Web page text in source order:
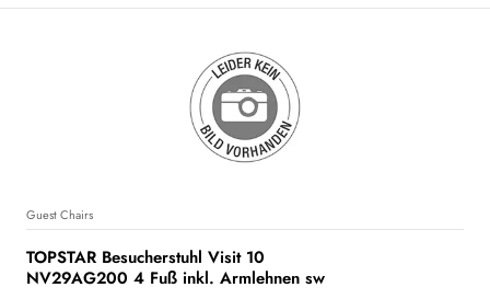
Guest Chairs
TOPSTAR Besucherstuhl Visit 10
NV29AG200 4 Fuß inkl. Armlehnen sw